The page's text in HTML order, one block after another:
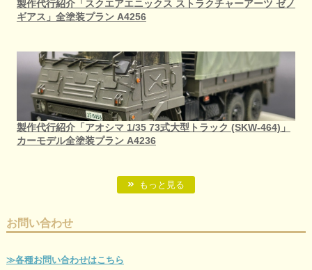
製作代行紹介「スクエアエニックス ストラクチャーアーツ ゼノ
ギアス」全塗装プラン A4256
製作代行紹介「アオシマ 1/35 73式大型トラック (SKW-464)」
カーモデル全塗装プラン A4236
もっと見る
お問い合わせ
≫各種お問い合わせはこちら